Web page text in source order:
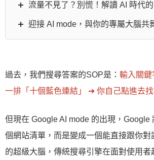
流量不見了？別慌！解讀 AI 時代
迎接 AI mode，與你的專屬大腦共
過去，我們搜尋答案的SOP是： 輸入關
一排「十個藍色連結」 ➔ 你自己點進去找
但現在 Google AI mode 的出現，Google
個網站清單，而是變成一個能直接跟你對
的超級大腦，傳統搜尋引擎在面對使用者